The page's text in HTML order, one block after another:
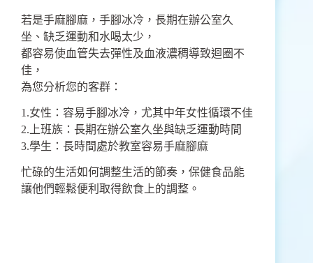
若是手麻腳麻，手腳冰冷，長期在辦公室久
坐、缺乏運動和水喝太少，
都容易使血管失去彈性及血液濃稠導致迴圈不
佳，
為您分析您的客群：
1.女性：容易手腳冰冷，尤其中年女性循環不佳
2.上班族：長期在辦公室久坐與缺乏運動時間
3.學生：長時間處於教室容易手麻腳麻
忙碌的生活如何調整生活的節奏，保健食品能
讓他們輕鬆便利取得飲食上的調整。